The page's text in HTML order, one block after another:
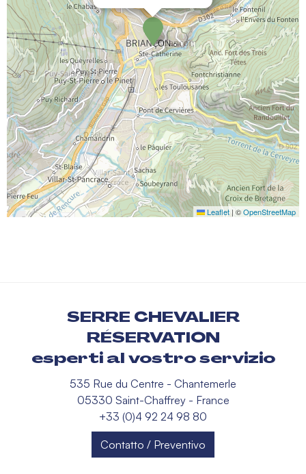
Leaflet | ©OpenStreetMap
SERRE CHEVALIER
RÉSERVATION
esperti al vostro servizio
535 Rue du Centre - Chantemerle
05330 Saint-Chaffrey - France
+33 (0)4 92 24 98 80
Contatto / Preventivo